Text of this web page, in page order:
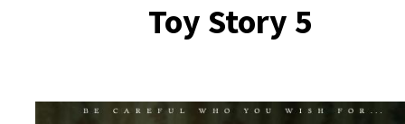
Toy Story 5